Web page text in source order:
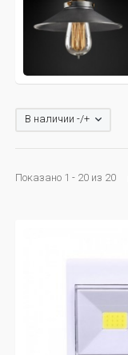
В наличии -/+
Показано 1 - 20 из 20